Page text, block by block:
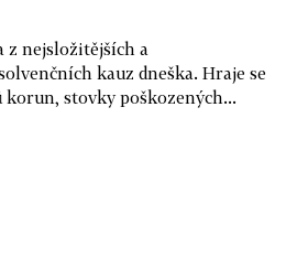
z nejsložitějších a
kauz dneška. Hraje se
stovky poškozených...